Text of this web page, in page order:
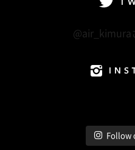
@air_kimura
Follow